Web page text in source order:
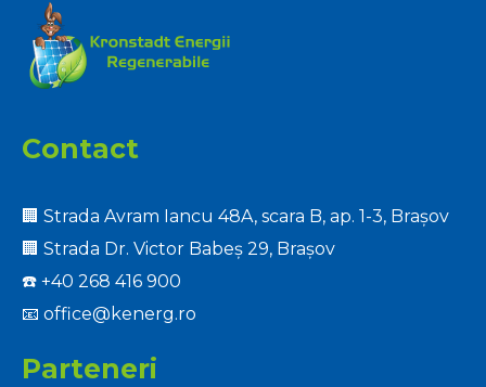
senzor
exterior,
0020260915
Contact
🏢 Strada Avram Iancu 48A, scara B, ap. 1-3, Brașov
🏢 Strada Dr. Victor Babeș 29, Brașov
☎️ +40 268 416 900
📧 office@kenerg.ro
Parteneri